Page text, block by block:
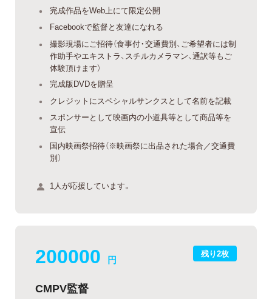
完成作品をWeb上にて限定公開
Facebookで監督と友達になれる
撮影現場にご招待（食事付・交通費別、ご希望者には制
作助手やエキストラ、スチルカメラマン、通訳等もご
体験頂けます）
完成版DVDを贈呈
クレジットにスペシャルサンクスとして名前を記載
スポンサーとして映画内の小道具等として商品等を
宣伝
国内映画祭招待（※映画祭に出品された場合／交通費
別）
1人が応援しています。
残り2枚
200000 円
CMPV監督